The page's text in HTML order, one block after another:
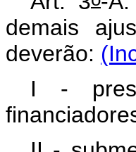
demais
deverão:
I -